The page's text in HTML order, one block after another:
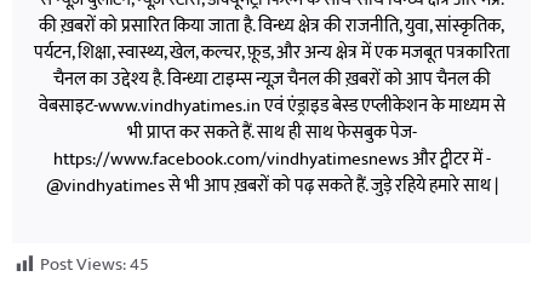
की ख़बरों को प्रसारित किया जाता है. विन्ध्य क्षेत्र की राजनीति, युवा, सांस्कृतिक,
पर्यटन, शिक्षा, स्वास्थ्य, खेल, कल्चर, फ़ूड, और अन्य क्षेत्र में एक मजबूत पत्रकारिता
चैनल का उद्देश्य है. विन्ध्या टाइम्स न्यूज़ चैनल की ख़बरों को आप चैनल की
वेबसाइट-www.vindhyatimes.in एवं एंड्राइड बेस्ड एप्लीकेशन के माध्यम से
भी प्राप्त कर सकते हैं. साथ ही साथ फेसबुक पेज-
https://www.facebook.com/vindhyatimesnews और ट्वीटर में -
@vindhyatimes से भी आप ख़बरों को पढ़ सकते हैं. जुड़े रहिये हमारे साथ |
Post Views:45